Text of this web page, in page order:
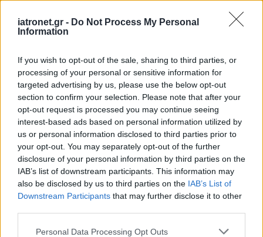
iatronet.gr - Do Not Process My Personal
Information
If you wish to opt-out of the sale, sharing to third parties, or
processing of your personal or sensitive information for
targeted advertising by us, please use the below opt-out
section to confirm your selection. Please note that after your
opt-out request is processed you may continue seeing
interest-based ads based on personal information utilized by
us or personal information disclosed to third parties prior to
your opt-out. You may separately opt-out of the further
disclosure of your personal information by third parties on the
IAB’s list of downstream participants. This information may
also be disclosed by us to third parties on the IAB’s List of
Downstream Participants that may further disclose it to other
Please note that this website/app uses one or more Google
Personal Data Processing Opt Outs
Γιατί οι καλοί άνθρωποι
δυσκολεύονται να
Υγιεινές και εύκολες
συνήθειες για κάθε
ημέρα
θεσμικών φορέων του
κλάδου ζητούν οι
ψυχολόγοι